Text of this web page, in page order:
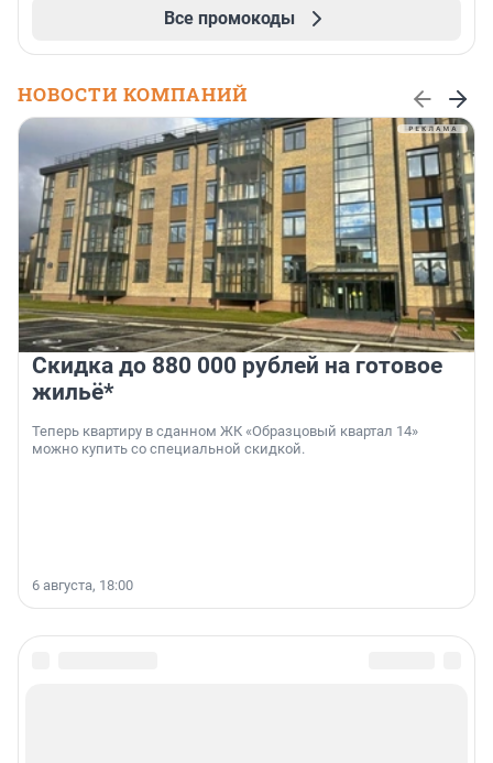
Все промокоды
НОВОСТИ КОМПАНИЙ
Скидка до 880 000 рублей на готовое
жильё*
Теперь квартиру в сданном ЖК «Образцовый квартал 14»
можно купить со специальной скидкой.
6 августа, 18:00